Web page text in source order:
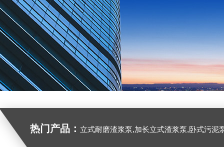
热门产品： 立式耐磨渣浆泵,加长立式渣浆泵,卧式污泥